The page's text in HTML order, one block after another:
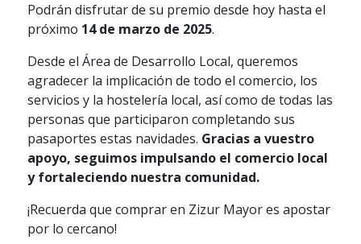
Podrán disfrutar de su premio desde hoy hasta el
próximo 14 de marzo de 2025.
Desde el Área de Desarrollo Local, queremos
agradecer la implicación de todo el comercio, los
servicios y la hostelería local, así como de todas las
personas que participaron completando sus
pasaportes estas navidades. Gracias a vuestro
apoyo, seguimos impulsando el comercio local
y fortaleciendo nuestra comunidad.
¡Recuerda que comprar en Zizur Mayor es apostar
por lo cercano!